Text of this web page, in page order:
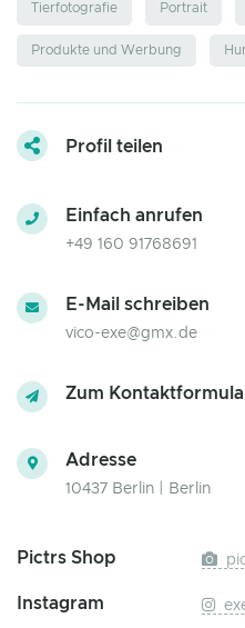
Tierfotografie Portrait
Produkte und Werbung
Profil teilen
Einfach anrufen
+49 160 91768691
E-Mail schreiben
vico-exe@gmx.de
Zum
Adresse
10437 Berlin | Berlin
Pictrs Shop
Instagram